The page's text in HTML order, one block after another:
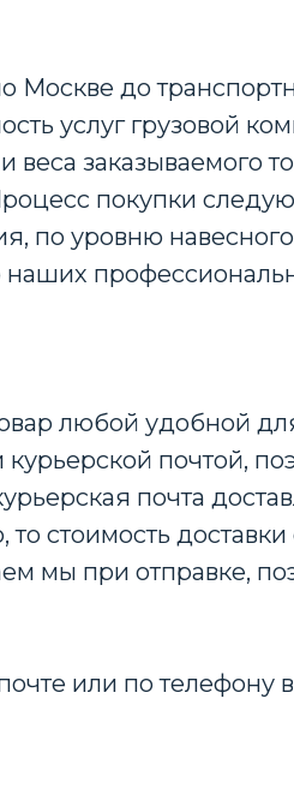
Москве до
услуг грузовой
заказываемого
покупки
по уровню
наших
любой удобной
почтой,
почта
стоимость
мы при отправке,
или по телефону